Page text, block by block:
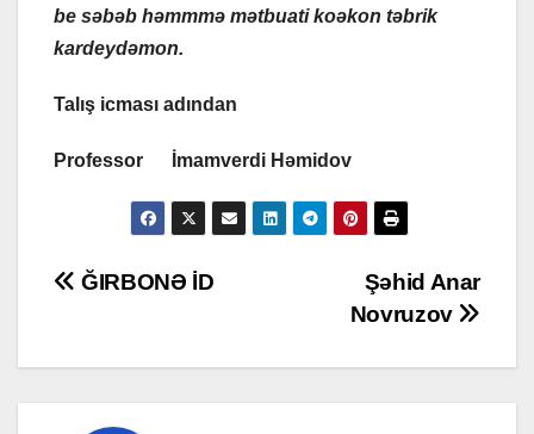
be səbəb həmmmə mətbuati koəkon təbrik
kardeydəmon.
Talış icması adından
Professor İmamverdi Həmidov
Post
Şəhid Anar
Novruzov
ĞIRBONƏ İD